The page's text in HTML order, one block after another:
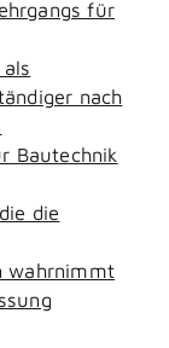
für
nach
Bautechnik
die
wahrnimmt